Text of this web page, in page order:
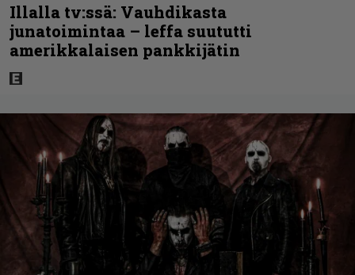
Illalla tv:ssä: Vauhdikasta
junatoimintaa – leffa suututti
amerikkalaisen pankkijätin